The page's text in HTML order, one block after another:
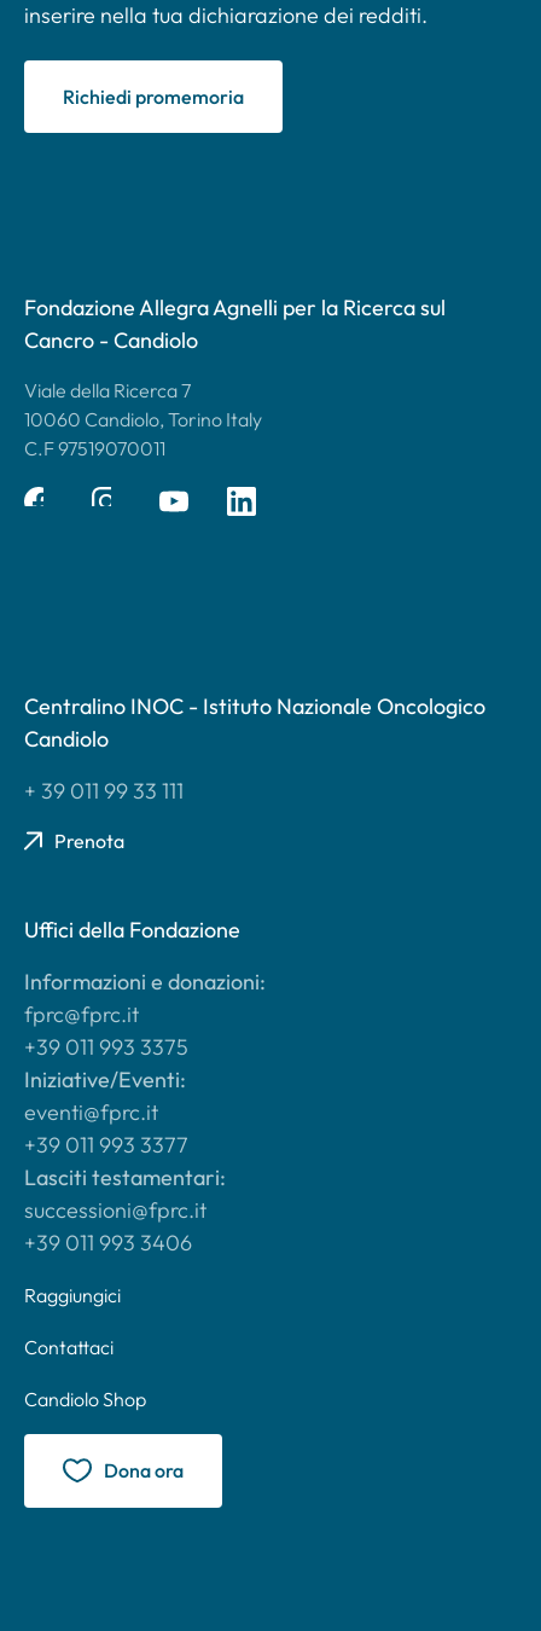
inserire nella tua dichiarazione dei redditi.
Richiedi promemoria
Fondazione Allegra Agnelli per la Ricerca sul
Cancro - Candiolo
Viale della Ricerca 7
10060 Candiolo, Torino Italy
C.F 97519070011
Centralino INOC - Istituto Nazionale Oncologico
Candiolo
+ 39 011 99 33 111
Prenota
Uffici della Fondazione
Informazioni e donazioni:
fprc@fprc.it
+39 011 993 3375
Iniziative/Eventi:
eventi@fprc.it
+39 011 993 3377
Lasciti testamentari:
successioni@fprc.it
+39 011 993 3406
Raggiungici
Contattaci
Candiolo Shop
Dona ora